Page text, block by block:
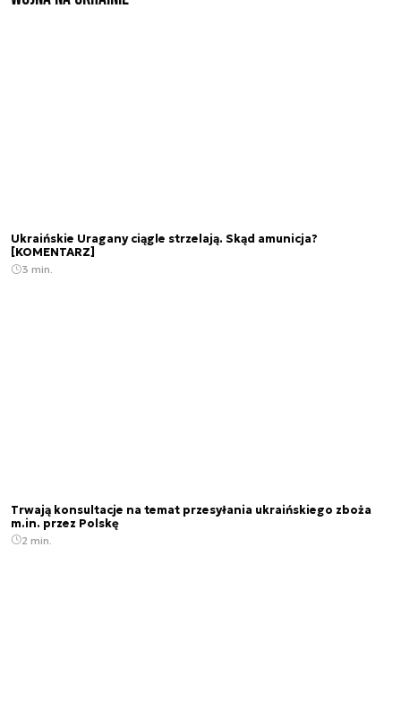
Ukraińskie Uragany ciągle strzelają. Skąd amunicja?
[KOMENTARZ]
3 min.
Trwają konsultacje na temat przesyłania ukraińskiego zboża
m.in. przez Polskę
2 min.